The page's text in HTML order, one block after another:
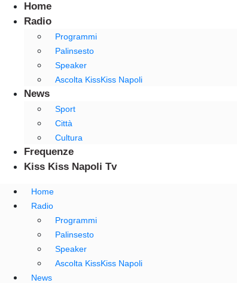
Home
Radio
Programmi
Palinsesto
Speaker
Ascolta KissKiss Napoli
News
Sport
Città
Cultura
Frequenze
Kiss Kiss Napoli Tv
Home
Radio
Programmi
Palinsesto
Speaker
Ascolta KissKiss Napoli
News